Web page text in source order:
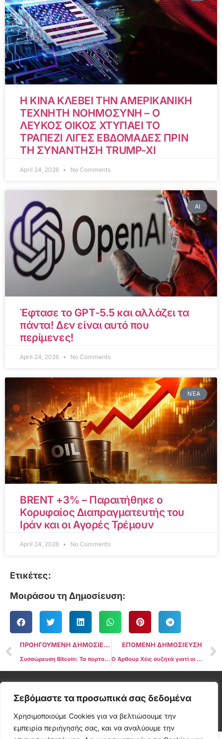
Σεβόμαστε τα προσωπικά σας δεδομένα
Χρησιμοποιούμε Cookies για να βελτιώσουμε την
εμπειρία περιήγησής σας, και να αναλύουμε την
Η ΚΙΝΑ ΚΛΕΒΕΙ ΤΗΝ ΑΜΕΡΙΚΑΝΙΚΗ
ΤΕΧΝΗΤΗ ΝΟΗΜΟΣΥΝΗ – Ο
ΛΕΥΚΟΣ ΟΙΚΟΣ ΧΤΥΠΑΕΙ ΤΟ
ΤΡΑΠΕΖΙ ΛΙΓΕΣ ΕΒΔΟΜΑΔΕΣ ΠΡΙΝ
ΤΗ ΣΥΝΑΝΤΗΣΗ TRUMP-XI
April 24, 2026 No Comments
AI
Έφτασε το GPT-5.5 και αλλάζει τα
πάντα! Δεν είναι αυτό που
περίμενες!
April 24, 2026 No Comments
ΝΈΑ
BRENT +3% – Παραιτήθηκε ο
Κορυφαίος Διαπραγματευτής του
Ιράν και οι Αγορές Τρέμουν
April 24, 2026 No Comments
Ετικέτες:
Μοιράσου τη Δημοσίευση:
ΠΡΟΗΓΟΥΜΕΝΗ ΔΗΜΟΣΙΕΥΣΗ
Συσσώρευση Bitcoin: Τα πορτοφόλια με 100+ BTC έφτασαν σε υψηλό 17 μηνών
ΕΠΟΜΕΝΗ ΔΗΜΟΣΙΕΥΣΗ
Ο Άρθουρ Χέις συζητά γιατί οι μειώσεις των επιτοκίων της Ομοσπονδιακής Τράπεζας αποτυγχάνουν να ενισχύσουν το Bitcoin
Cryptonea © All rights reserved